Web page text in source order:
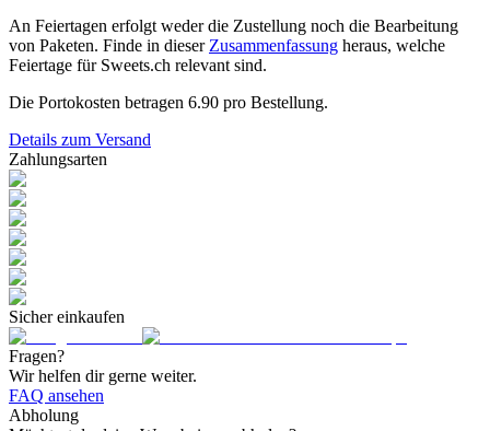
An Feiertagen erfolgt weder die Zustellung noch die Bearbeitung
von Paketen. Finde in dieser Zusammenfassung heraus, welche
Feiertage für Sweets.ch relevant sind.
Die Portokosten betragen 6.90 pro Bestellung.
Details zum Versand
Zahlungsarten
Sicher einkaufen
Fragen?
Wir helfen dir gerne weiter.
FAQ ansehen
Abholung